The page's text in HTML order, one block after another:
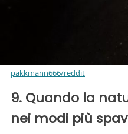
pakkmann666/reddit
9. Quando la
nei modi più